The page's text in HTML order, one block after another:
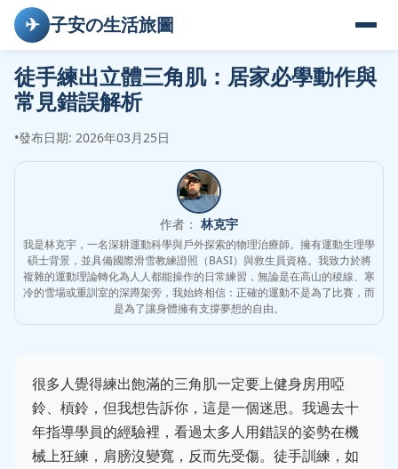
✈ 子安の生活旅圖
徒手練出立體三角肌：居家必學動作與
常見錯誤解析
•發布日期: 2026年03月25日
作者： 林克宇
我是林克宇，一名深耕運動科學與戶外探索的物理治療師。擁有運動生理學
碩士背景，並具備國際滑雪教練證照（BASI）與救生員資格。我致力於將
複雜的運動理論轉化為人人都能操作的日常練習，無論是在高山的稜線、寒
冷的雪場或重訓室的深蹲架旁，我始終相信：正確的運動不是為了比賽，而
是為了讓身體擁有支撐夢想的自由。
很多人覺得練出飽滿的三角肌一定要上健身房用啞
鈴、槓鈴，但我想告訴你，這是一個迷思。我過去十
年指導學員的經驗裡，看過太多人用錯誤的姿勢在機
械上狂練，肩膀沒變寬，反而先受傷。徒手訓練，如